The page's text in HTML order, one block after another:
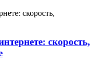
скорость,